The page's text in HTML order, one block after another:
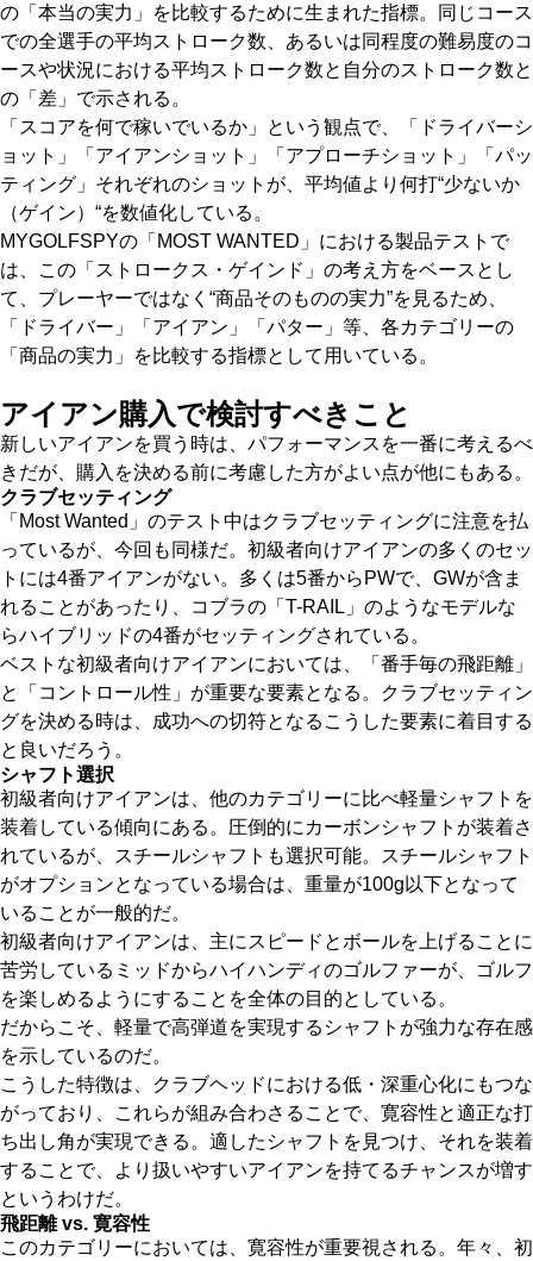
の「本当の実力」を比較するために生まれた指標。同じコース
での全選手の平均ストローク数、あるいは同程度の難易度のコ
ースや状況における平均ストローク数と自分のストローク数と
の「差」で示される。
「スコアを何で稼いでいるか」という観点で、「ドライバーシ
ョット」「アイアンショット」「アプローチショット」「パッ
ティング」それぞれのショットが、平均値より何打“少ないか
（ゲイン）“を数値化している。
MYGOLFSPYの「MOST WANTED」における製品テストで
は、この「ストロークス・ゲインド」の考え方をベースとし
て、プレーヤーではなく“商品そのものの実力”を見るため、
「ドライバー」「アイアン」「パター」等、各カテゴリーの
「商品の実力」を比較する指標として用いている。
アイアン購入で検討すべきこと
新しいアイアンを買う時は、パフォーマンスを一番に考えるべ
きだが、購入を決める前に考慮した方がよい点が他にもある。
クラブセッティング
「Most Wanted」のテスト中はクラブセッティングに注意を払
っているが、今回も同様だ。初級者向けアイアンの多くのセッ
トには4番アイアンがない。多くは5番からPWで、GWが含ま
れることがあったり、コブラの「T-RAIL」のようなモデルな
らハイブリッドの4番がセッティングされている。
ベストな初級者向けアイアンにおいては、「番手毎の飛距離」
と「コントロール性」が重要な要素となる。クラブセッティン
グを決める時は、成功への切符となるこうした要素に着目する
と良いだろう。
シャフト選択
初級者向けアイアンは、他のカテゴリーに比べ軽量シャフトを
装着している傾向にある。圧倒的にカーボンシャフトが装着さ
れているが、スチールシャフトも選択可能。スチールシャフト
がオプションとなっている場合は、重量が100g以下となって
いることが一般的だ。
初級者向けアイアンは、主にスピードとボールを上げることに
苦労しているミッドからハイハンディのゴルファーが、ゴルフ
を楽しめるようにすることを全体の目的としている。
だからこそ、軽量で高弾道を実現するシャフトが強力な存在感
を示しているのだ。
こうした特徴は、クラブヘッドにおける低・深重心化にもつな
がっており、これらが組み合わさることで、寛容性と適正な打
ち出し角が実現できる。適したシャフトを見つけ、それを装着
することで、より扱いやすいアイアンを持てるチャンスが増す
というわけだ。
飛距離 vs. 寛容性
このカテゴリーにおいては、寛容性が重要視される。年々、初